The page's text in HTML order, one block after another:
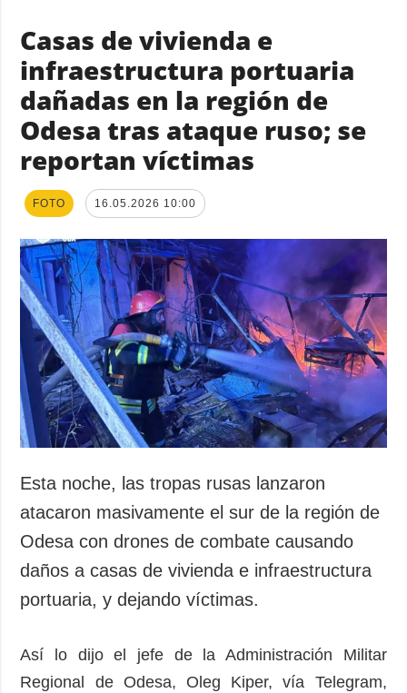
Casas de vivienda e
infraestructura portuaria
dañadas en la región de
Odesa tras ataque ruso; se
reportan víctimas
FOTO 16.05.2026 10:00
Esta noche, las tropas rusas lanzaron
atacaron masivamente el sur de la región de
Odesa con drones de combate causando
daños a casas de vivienda e infraestructura
portuaria, y dejando víctimas.
Así lo dijo el jefe de la Administración Militar
Regional de Odesa, Oleg Kiper, vía Telegram,